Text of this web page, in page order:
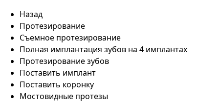
Назад
Протезирование
Съемное протезирование
Полная имплантация зубов на 4 имплантах
Протезирование зубов
Поставить имплант
Поставить коронку
Мостовидные протезы